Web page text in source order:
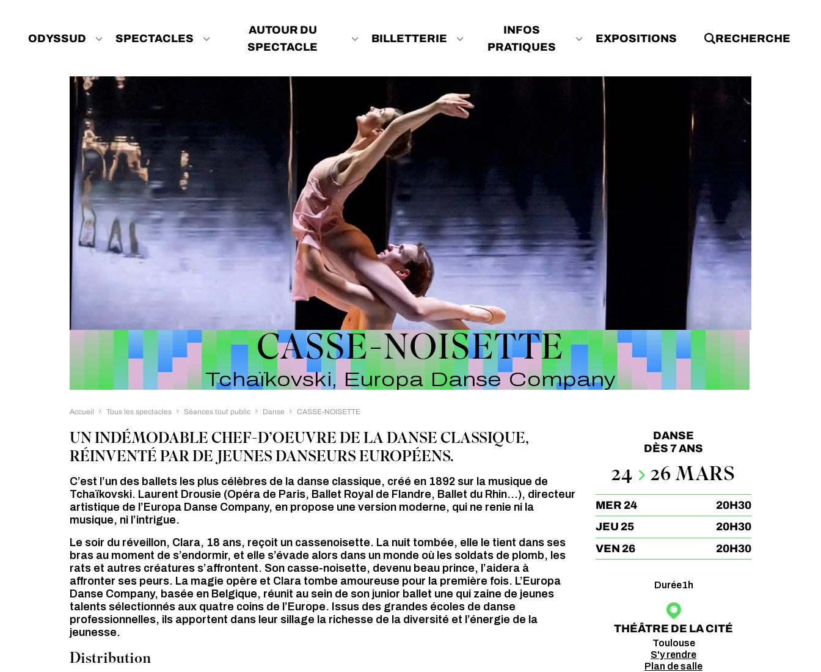
ODYSSUD SPECTACLES
AUTOUR DU
SPECTACLE
BILLETTERIE
INFOS
PRATIQUES
EXPOSITIONS RECHERCHE
CASSE-NOISETTE
Tchaïkovski, Europa Danse Company
Accueil Tous les spectacles Séances tout public Danse CASSE-NOISETTE
DANSE
DÈS 7 ANS
24 26 MARS
MER 24
20H30
JEU 25
20H30
VEN 26
20H30
Durée1h
THÉÂTRE DE LA CITÉ
Toulouse
S'y rendre
Plan de salle
UN INDÉMODABLE CHEF-D’OEUVRE DE LA DANSE CLASSIQUE,
RÉINVENTÉ PAR DE JEUNES DANSEURS EUROPÉENS.
C’est l’un des ballets les plus célèbres de la danse classique, créé en 1892 sur la musique de
Tchaïkovski. Laurent Drousie (Opéra de Paris, Ballet Royal de Flandre, Ballet du Rhin…), directeur
artistique de l’Europa Danse Company, en propose une version moderne, qui ne renie ni la
musique, ni l’intrigue.
Le soir du réveillon, Clara, 18 ans, reçoit un cassenoisette. La nuit tombée, elle le tient dans ses
bras au moment de s’endormir, et elle s’évade alors dans un monde où les soldats de plomb, les
rats et autres créatures s’affrontent. Son casse-noisette, devenu beau prince, l’aidera à
affronter ses peurs. La magie opère et Clara tombe amoureuse pour la première fois. L’Europa
Danse Company, basée en Belgique, réunit au sein de son junior ballet une qui zaine de jeunes
talents sélectionnés aux quatre coins de l’Europe. Issus des grandes écoles de danse
professionnelles, ils apportent dans leur sillage la richesse de la diversité et l’énergie de la
jeunesse.
Distribution